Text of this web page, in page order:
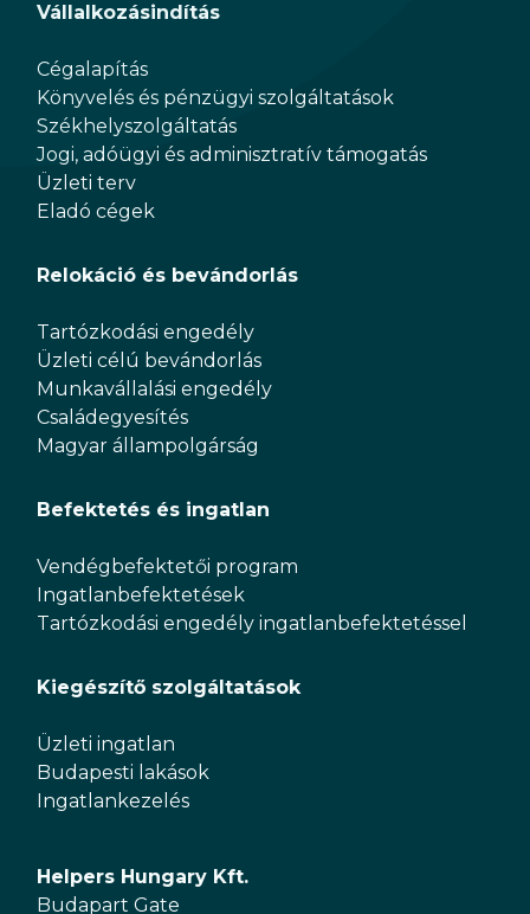
Vállalkozásindítás
Cégalapítás
Könyvelés és pénzügyi szolgáltatások
Székhelyszolgáltatás
Jogi, adóügyi és adminisztratív támogatás
Üzleti terv
Eladó cégek
Relokáció és bevándorlás
Tartózkodási engedély
Üzleti célú bevándorlás
Munkavállalási engedély
Családegyesítés
Magyar állampolgárság
Befektetés és ingatlan
Vendégbefektetői program
Ingatlanbefektetések
Tartózkodási engedély ingatlanbefektetéssel
Kiegészítő szolgáltatások
Üzleti ingatlan
Budapesti lakások
Ingatlankezelés
Helpers Hungary Kft.
Budapart Gate